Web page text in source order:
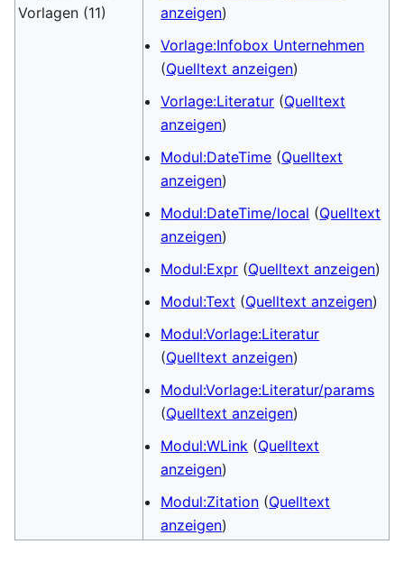
Vorlagen (11)
anzeigen)
Vorlage:Infobox Unternehmen
(Quelltext anzeigen)
Vorlage:Literatur (Quelltext
anzeigen)
Modul:DateTime (Quelltext
anzeigen)
Modul:DateTime/local (Quelltext
anzeigen)
Modul:Expr (Quelltext anzeigen)
Modul:Text (Quelltext anzeigen)
Modul:Vorlage:Literatur
(Quelltext anzeigen)
Modul:Vorlage:Literatur/params
(Quelltext anzeigen)
Modul:WLink (Quelltext
anzeigen)
Modul:Zitation (Quelltext
anzeigen)